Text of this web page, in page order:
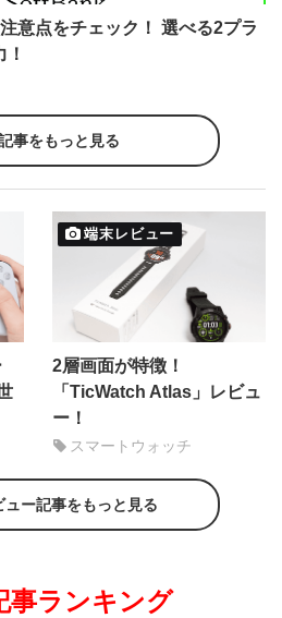
意点をチェック！ 選べる2プラ
事をもっと見る
端末レビュー
2層画面が特徴！
「TicWatch Atlas」レビュ
ー！
スマートウォッチ
ュー記事をもっと見る
事ランキング